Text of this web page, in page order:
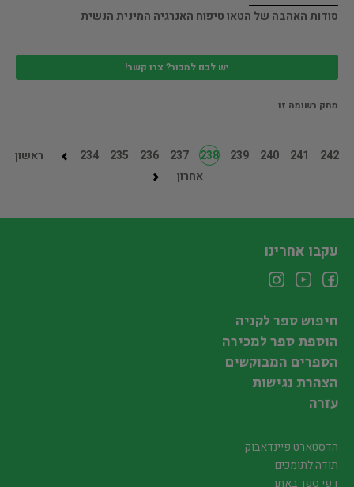
סודות האהבה של הטאו טיפוח האנרגיה המינית הנשית
יש לכם למכור? צרו קשר!
מחק רשומה זו
ראשון 234 235 236 237 238 239 240 241
242
אחרון
עקבו אחרינו
חיפוש ספר לקניה
הוספת ספר למכירה
הספרים המבוקשים
הצהרת נגישות
עזרה
הדסטארט פיינדאבוק
תודה לתומכים
דפי ספר באתר